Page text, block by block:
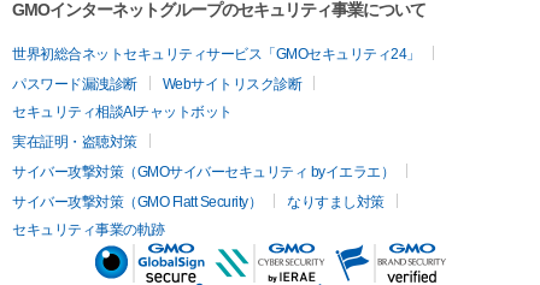
GMOインターネットグループのセキュリティ事業について
世界初総合ネットセキュリティサービス「GMOセキュリティ24」
パスワード漏洩診断
Webサイトリスク診断
セキュリティ相談AIチャットボット
実在証明・盗聴対策
サイバー攻撃対策（GMOサイバーセキュリティ byイエラエ）
サイバー攻撃対策（GMO Flatt Security）
なりすまし対策
セキュリティ事業の軌跡